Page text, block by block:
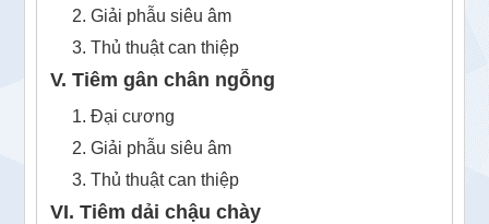
2. Giải phẫu siêu âm
3. Thủ thuật can thiệp
V. Tiêm gân chân ngỗng
1. Đại cương
2. Giải phẫu siêu âm
3. Thủ thuật can thiệp
VI. Tiêm dải chậu chày